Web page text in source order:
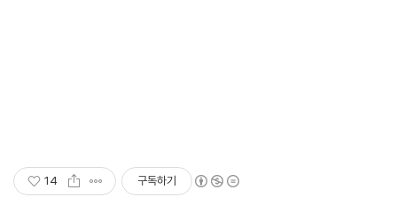
14 구독하기